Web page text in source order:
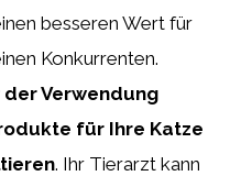
besseren Wert für
Konkurrenten.
der Verwendung
für Ihre Katze
. Ihr Tierarzt kann